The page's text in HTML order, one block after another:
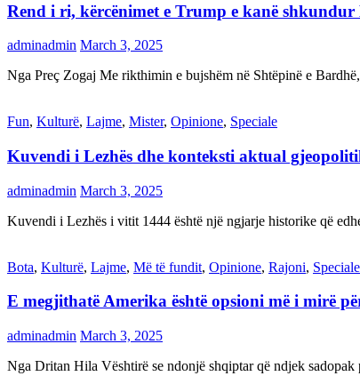
Rend i ri, kërcënimet e Trump e kanë shkundur
adminadmin March 3, 2025
Nga Preç Zogaj Me rikthimin e bujshëm në Shtëpinë e
Fun, Kulturë, Lajme, Mister, Opinione, Speciale
Kuvendi i Lezhës dhe konteksti aktual
adminadmin March 3, 2025
Kuvendi i Lezhës i vitit 1444 është një ngjarje historike që
Bota, Kulturë, Lajme, Më të fundit, Opinione, Rajoni, Speciale
E megjithatë Amerika është opsioni më i mirë
adminadmin March 3, 2025
Nga Dritan Hila Vështirë se ndonjë shqiptar që ndjek